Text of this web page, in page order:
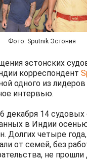
Фото: Sputnik Эстония
эстонских
корреспондент
одного из
интервью.
декабря 14 судовых
в Индии
Долгих четыре
от семей, без
не прошли